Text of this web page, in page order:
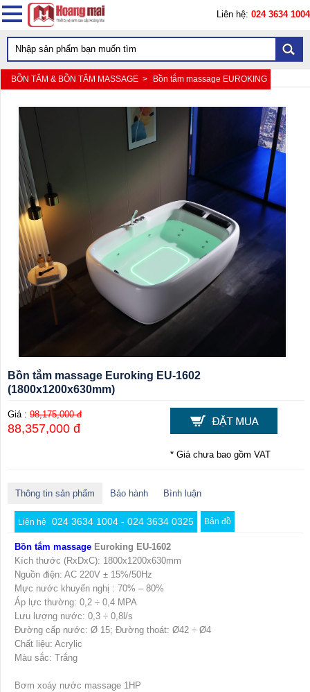
Liên hệ: 024 3634 1004
BỒN TẮM & BỒN TẮM MASSAGE > Bồn tắm massage EUROKING
Bồn tắm massage Euroking EU-1602
(1800x1200x630mm)
Giá : 98,175,000 đ
88,357,000 đ
* Giá chưa bao gồm VAT
Thông tin sản phẩm Bảo hành Bình luận
Liên hệ 024 3634 1004 - 024 3634 0325 Bản đồ
Bồn tắm massage Euroking EU-1602
Kích thước (RxDxC): 1800x1200x630mm
Nguồn điện: AC 220V ± 15%/50Hz
Mực nước khuyến nghị : 70% – 80%
Áp lực thường: 0,2 ÷ 0,4 MPA
Lưu lượng nước: 0,3 ÷ 0,8l/s
Đường cấp nước: Ø 15; Đường thoát: Ø42 ÷ Ø4
Chất liệu: Acrylic
Màu sắc: Trắng
Bơm xoáy nước massage 1HP